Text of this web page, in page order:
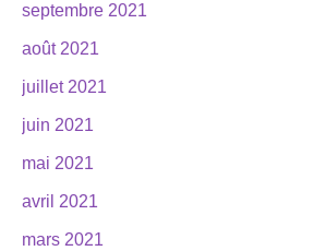
septembre 2021
août 2021
juillet 2021
juin 2021
mai 2021
avril 2021
mars 2021